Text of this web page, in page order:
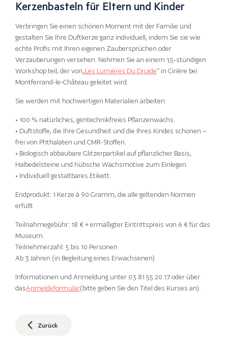
Kerzenbasteln für Eltern und Kinder
Verbringen Sie einen schönen Moment mit der Familie und
gestalten Sie Ihre Duftkerze ganz individuell, indem Sie sie wie
echte Profis mit Ihren eigenen Zaubersprüchen oder
Verzauberungen versehen. Nehmen Sie an einem 1,5-stündigen
Workshop teil, der von„Les Lumières Du Druide“ in Cirière bei
Montferrand-le-Château geleitet wird.
Sie werden mit hochwertigen Materialien arbeiten:
• 100 % natürliches, gentechnikfreies Pflanzenwachs.
• Duftstoffe, die Ihre Gesundheit und die Ihres Kindes schonen –
frei von Phthalaten und CMR-Stoffen.
• Biologisch abbaubare Glitzerpartikel auf pflanzlicher Basis,
Halbedelsteine und hübsche Wachsmotive zum Einlegen.
• Individuell gestaltbares Etikett.
Endprodukt: 1 Kerze à 90 Gramm, die alle geltenden Normen
erfüllt
Teilnahmegebühr: 18 € + ermäßigter Eintrittspreis von 6 € für das
Museum.
Teilnehmerzahl: 5 bis 10 Personen
Ab 3 Jahren (in Begleitung eines Erwachsenen)
Informationen und Anmeldung unter 03 81 55 20 17 oder über
dasAnmeldeformular(bitte geben Sie den Titel des Kurses an).
Zurück